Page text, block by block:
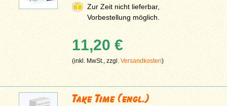
Zur Zeit nicht lieferbar,
Vorbestellung möglich.
11,20 €
(inkl. MwSt., zzgl.Versandkosten)
Take Time (engl.)